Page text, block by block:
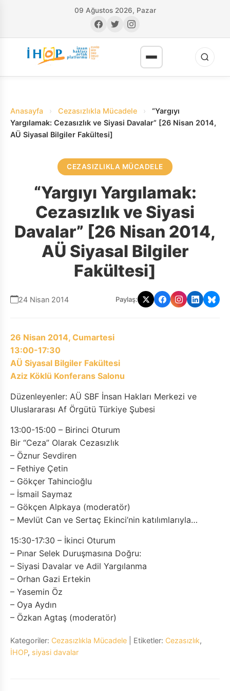
09 Ağustos 2026, Pazar
Anasayfa › Cezasızlıkla Mücadele ›
“Yargıyı
Yargılamak: Cezasızlık ve Siyasi Davalar” [26 Nisan 2014,
AÜ Siyasal Bilgiler Fakültesi]
CEZASIZLIKLA MÜCADELE
“Yargıyı Yargılamak:
Cezasızlık ve Siyasi
Davalar” [26 Nisan 2014,
AÜ Siyasal Bilgiler
Fakültesi]
24 Nisan 2014 Paylaş:
26 Nisan 2014, Cumartesi
13:00-17:30
AÜ Siyasal Bilgiler Fakültesi
Aziz Köklü Konferans Salonu
Düzenleyenler: AÜ SBF İnsan Hakları Merkezi ve
Uluslararası Af Örgütü Türkiye Şubesi
13:00-15:00 – Birinci Oturum
Bir “Ceza” Olarak Cezasızlık
– Öznur Sevdiren
– Fethiye Çetin
– Gökçer Tahincioğlu
– İsmail Saymaz
– Gökçen Alpkaya (moderatör)
– Mevlüt Can ve Sertaç Ekinci’nin katılımlarıyla…
15:30-17:30 – İkinci Oturum
– Pınar Selek Duruşmasına Doğru:
– Siyasi Davalar ve Adil Yargılanma
– Orhan Gazi Ertekin
– Yasemin Öz
– Oya Aydın
– Özkan Agtaş (moderatör)
Kategoriler: Cezasızlıkla Mücadele | Etiketler: Cezasızlık,
İHOP, siyasi davalar